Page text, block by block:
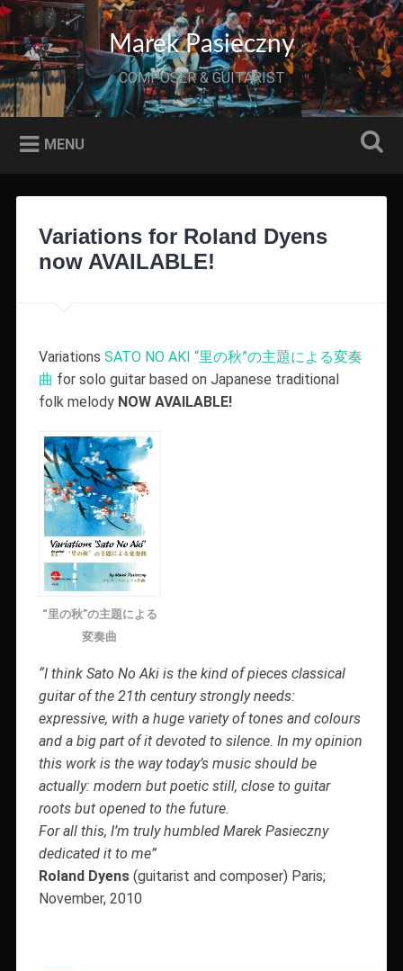
Przeskocz
treści
Szukaj Marek Pasieczny
COMPOSER & GUITARIST
MENU
Variations for Roland Dyens
now AVAILABLE!
Variations SATO NO AKI “里の秋”の主題による変奏
曲 for solo guitar based on Japanese traditional
folk melody NOW AVAILABLE!
“里の秋”の主題による
変奏曲
“I think Sato No Aki is the kind of pieces classical
guitar of the 21th century strongly needs:
expressive, with a huge variety of tones and colours
and a big part of it devoted to silence. In my opinion
this work is the way today’s music should be
actually: modern but poetic still, close to guitar
roots but opened to the future.
For all this, I’m truly humbled Marek Pasieczny
dedicated it to me”
Roland Dyens (guitarist and composer) Paris;
November, 2010